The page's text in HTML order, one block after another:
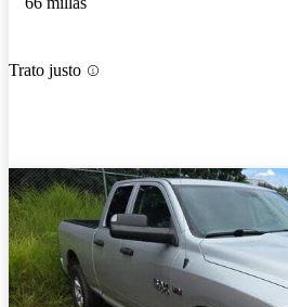
Trato justo